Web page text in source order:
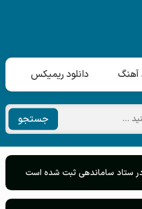
آهنگ دانلود ریمیکس
جستجو
ستاد ساماندهی ثبت شده است